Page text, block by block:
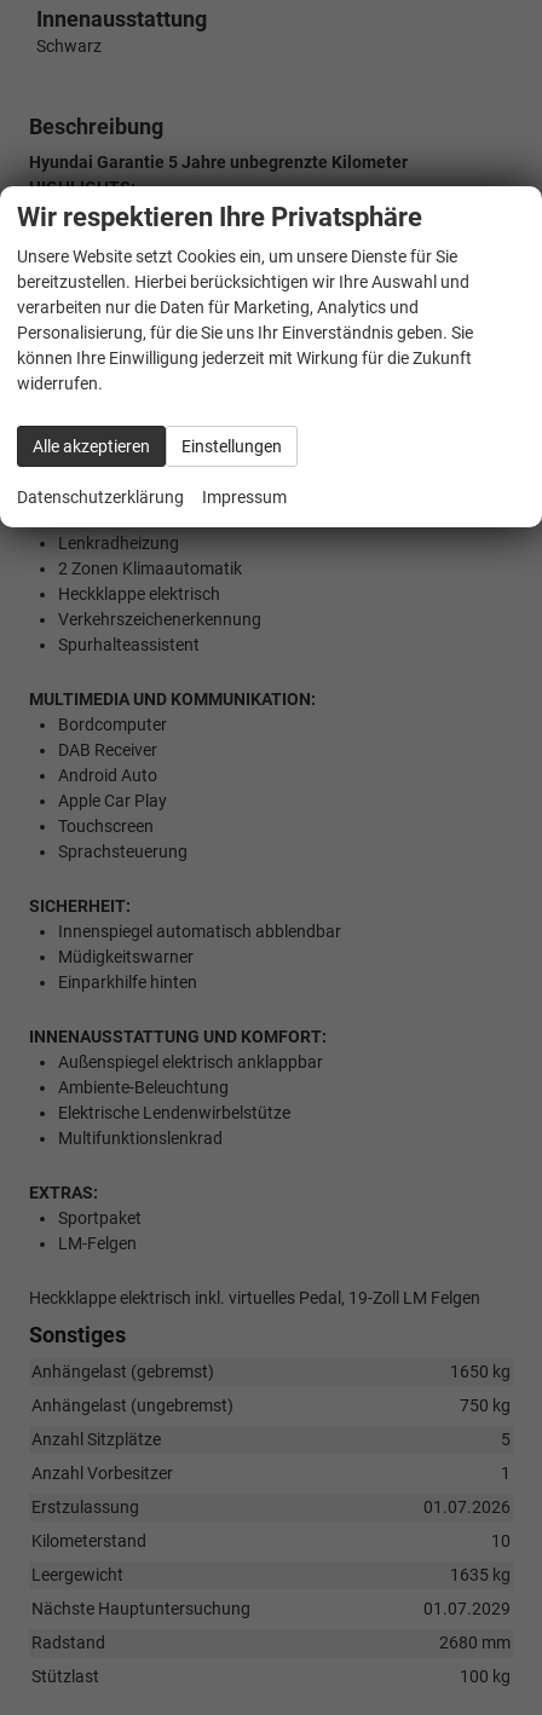
Innenausstattung
Schwarz
Beschreibung
Hyundai Garantie 5 Jahre unbegrenzte Kilometer
HIGHLIGHTS:
LED-Scheinwerfer
AHK Abnehmbar
Totwinkel-Assistent
Teilleder
Virtual Cockpit
Induktions-Ladestation
Navigationssystem
Abstandstempomat (Adaptive Cruise Control)
Einparkhilfe vorne
Keyless Entry
Lenkradheizung
2 Zonen Klimaautomatik
Heckklappe elektrisch
Verkehrszeichenerkennung
Spurhalteassistent
MULTIMEDIA UND KOMMUNIKATION:
Bordcomputer
DAB Receiver
Android Auto
Apple Car Play
Touchscreen
Sprachsteuerung
SICHERHEIT:
Innenspiegel automatisch abblendbar
Müdigkeitswarner
Einparkhilfe hinten
INNENAUSSTATTUNG UND KOMFORT:
Außenspiegel elektrisch anklappbar
Ambiente-Beleuchtung
Elektrische Lendenwirbelstütze
Multifunktionslenkrad
EXTRAS:
Sportpaket
LM-Felgen
Heckklappe elektrisch inkl. virtuelles Pedal, 19-Zoll LM Felgen
Sonstiges
Anhängelast (gebremst)
1650 kg
Anhängelast (ungebremst)
750 kg
Anzahl Sitzplätze
5
Anzahl Vorbesitzer
1
Erstzulassung
01.07.2026
Kilometerstand
10
Leergewicht
1635 kg
Nächste Hauptuntersuchung
01.07.2029
Radstand
2680 mm
Stützlast
100 kg
Wir respektieren Ihre Privatsphäre
Unsere Website setzt Cookies ein, um unsere Dienste für Sie
bereitzustellen. Hierbei berücksichtigen wir Ihre Auswahl und
verarbeiten nur die Daten für Marketing, Analytics und
Personalisierung, für die Sie uns Ihr Einverständnis geben. Sie
können Ihre Einwilligung jederzeit mit Wirkung für die Zukunft
widerrufen.
Alle akzeptieren Einstellungen
Datenschutzerklärung Impressum